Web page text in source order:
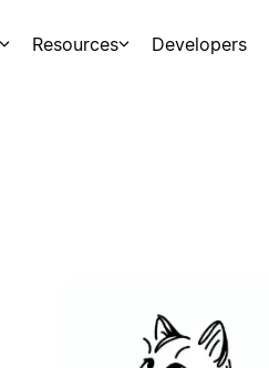
Resources Developers